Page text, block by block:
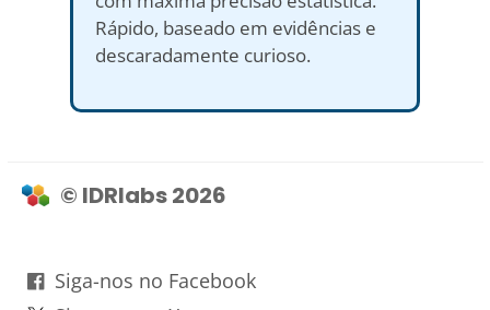
Rápido, baseado em evidências e
descaradamente curioso.
© IDRlabs 2026
Siga-nos no Facebook